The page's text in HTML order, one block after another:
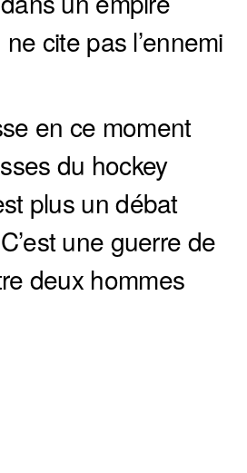
cite pas l’ennemi
en ce moment
du hockey
plus un débat
une guerre de
deux hommes